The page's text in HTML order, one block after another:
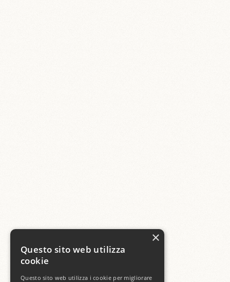
×
Questo sito web utilizza
cookie
Questo sito web utilizza i cookie per migliorare